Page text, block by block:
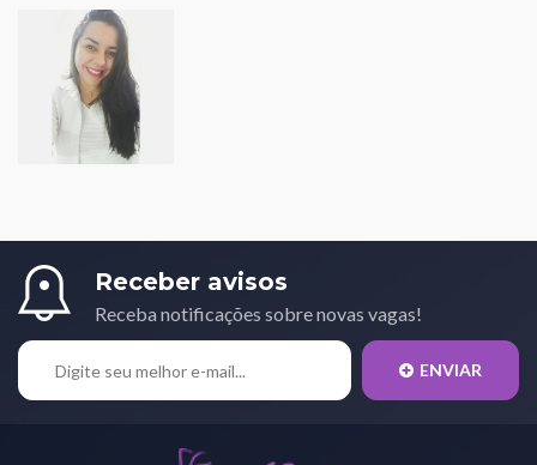
Receber avisos
Receba notificações sobre novas vagas!
ENVIAR